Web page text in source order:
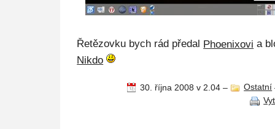
Řetězovku bych rád předal Phoenixovi a
Nikdo
30. října 2008 v 2.04 – Ostatní